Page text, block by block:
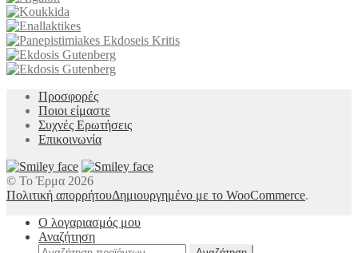
Προσφορές
Ποιοι είμαστε
Συχνές Ερωτήσεις
Επικοινωνία
© Το Έρμα 2026
Πολιτική απορρήτουΔημιουργημένο με το WooCommerce.
Ο λογαριασμός μου
Αναζήτηση
Αναζήτηση